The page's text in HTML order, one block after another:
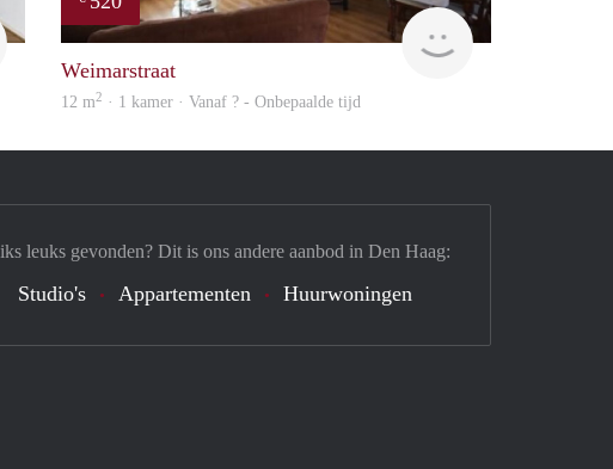
finder
Weimarstraat
12 m2 · 1 kamer · Vanaf ? - Onbepaalde tijd
leuks gevonden? Dit is ons andere aanbod in Den Haag:
Studio's Appartementen Huurwoningen